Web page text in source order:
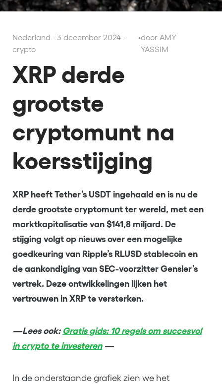
Nederland - 3 december 2024 -
crypto
•door AMY
YASSIM
XRP derde
grootste
cryptomunt na
koersstijging
XRP heeft Tether’s USDT ingehaald en is nu de
derde grootste cryptomunt ter wereld, met een
marktkapitalisatie van $141,8 miljard. De
stijging volgt op nieuws over een mogelijke
goedkeuring van Ripple’s RLUSD stablecoin en
de aankondiging van SEC-voorzitter Gensler’s
vertrek. Deze ontwikkelingen lijken het
vertrouwen in XRP te versterken.
—Lees ook: Gratis gids: 10 regels om succesvol
in crypto te investeren—
In de onderstaande grafiek zien we het